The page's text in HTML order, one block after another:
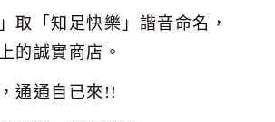
取「知足快樂」諧音命名，
的誠實商店。
通通自已來!!